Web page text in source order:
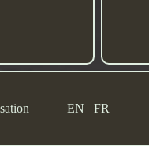
EN FR